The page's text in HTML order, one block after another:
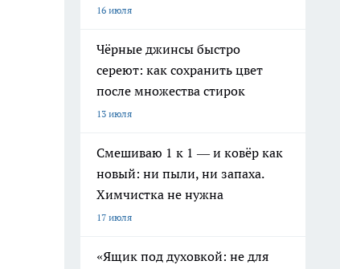
16 июля
Чёрные джинсы быстро
сереют: как сохранить цвет
после множества стирок
13 июля
Смешиваю 1 к 1 — и ковёр как
новый: ни пыли, ни запаха.
Химчистка не нужна
17 июля
«Ящик под духовкой: не для